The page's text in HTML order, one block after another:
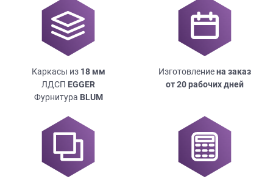
Каркасы из 18мм
ЛДСП EGGER
Фурнитура BLUM
Изготовлениена заказ
от 20 рабочих дней